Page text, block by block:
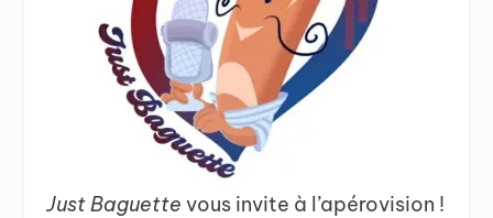
Just Baguettevous invite à l’apérovision !